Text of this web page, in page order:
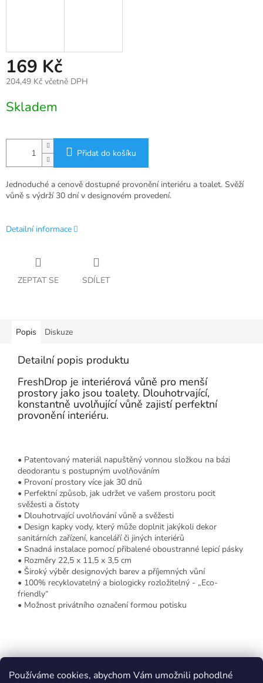
Používáme cookies, abychom Vám umožnili pohodlné
169 Kč
204,49 Kč včetně DPH
cena:
Skladem
Přidat do košíku
Jednoduché a cenově dostupné provonění interiéru a toalet. Svěží
vůně s výdrží 30 dní v designovém provedení.
Detailní informace
ZEPTAT SE SDÍLET
Popis Diskuze
Detailní popis produktu
FreshDrop je interiérová vůně pro menší
prostory jako jsou toalety. Dlouhotrvající,
konstantně uvolňující vůně zajistí perfektní
provonění interiéru.
• Patentovaný materiál napuštěný vonnou složkou na bázi
deodorantu s postupným uvolňováním
• Provoní prostory více jak 30 dnů
• Perfektní způsob, jak udržet ve vašem prostoru pocit
svěžesti a čistoty
• Dlouhotrvající uvolňování vůně a svěžesti
• Design kapky vody, který může doplnit jakýkoli dekor
sanitárních zařízení, kanceláří či jiných interiérů
• Snadná instalace pomocí přibalené oboustranné lepicí pásky
• Rozměry 22,5 x 11,5 x 3,5 cm
• Široký výběr designových barev a příjemných vůní
• 100% recyklovatelný a biologicky rozložitelný - „Eco-
friendly“
• Možnost privátního označení formou potisku
Z